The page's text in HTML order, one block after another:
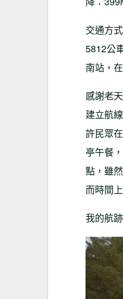
交通方
5812公
南站，
感謝老
建立航
許民眾
亭午餐
點，雖
而時間
我的航